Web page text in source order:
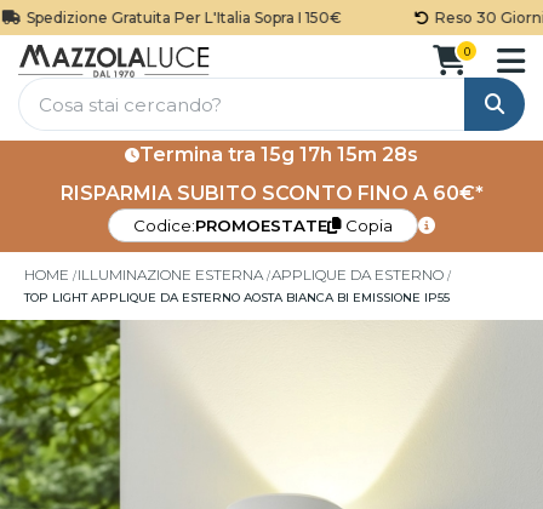
Spedizione Gratuita Per L'Italia Sopra I 150€ Reso 30 Giorni
Cerca
0
Termina tra15g 17h 15m 27s
RISPARMIA SUBITO SCONTO FINO A 60€*
Codice:PROMOESTATE Copia
HOME ILLUMINAZIONE ESTERNA APPLIQUE DA ESTERNO
TOP LIGHT APPLIQUE DA ESTERNO AOSTA BIANCA BI EMISSIONE IP55